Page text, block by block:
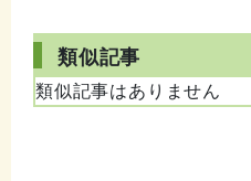
類似記事
類似記事はありません